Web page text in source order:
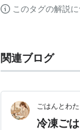
このタグの解説
関連ブログ
ごはんとわ
冷凍ご